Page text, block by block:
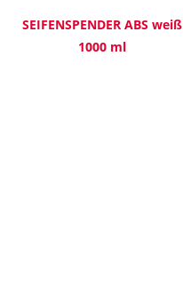
SEIFENSPENDER ABS weiß
1000 ml